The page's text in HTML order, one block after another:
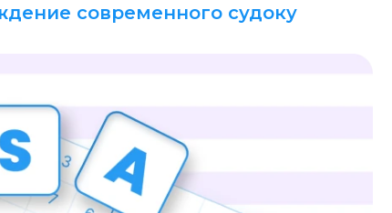
современного судоку